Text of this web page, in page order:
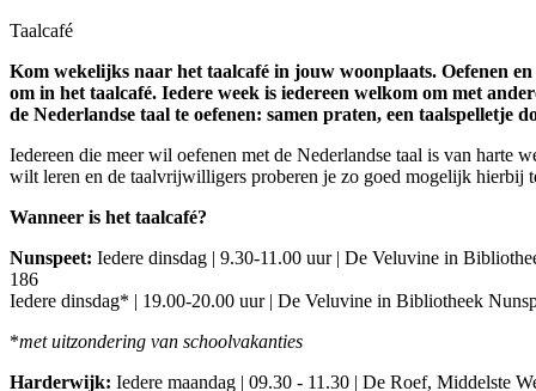
Taalcafé
Kom wekelijks naar het taalcafé in jouw woonplaats. Oefenen
om in het taalcafé. Iedere week is iedereen welkom om met
de Nederlandse taal te oefenen: samen praten, een taalspelletje
Iedereen die meer wil oefenen met de Nederlandse taal is van harte
wilt leren en de taalvrijwilligers proberen je zo goed mogelijk hierbij
Wanneer is het taalcafé?
Nunspeet: Iedere dinsdag | 9.30-11.00 uur | De Veluvine in
186
Iedere dinsdag* | 19.00-20.00 uur | De Veluvine in Bibliotheek
*met uitzondering van schoolvakanties
Harderwijk: Iedere maandag | 09.30 - 11.30 | De Roef, Middelste